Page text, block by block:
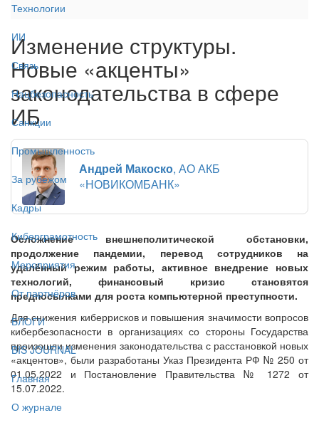
Технологии
ИИ
Связь
Нацбезопасность
Санкции
Промышленность
За рубежом
Кадры
Киберграмотность
Мероприятия
От партнёров
БЛОГИ
BIS JOURNAL
Главная
О журнале
Изменение структуры.
Новые «акценты»
законодательства в сфере
ИБ
Андрей Макоско, АО АКБ
«НОВИКОМБАНК»
Осложнение внешнеполитической обстановки,
продолжение пандемии, перевод сотрудников на
удалённый режим работы, активное внедрение новых
технологий, финансовый кризис становятся
предпосылками для роста компьютерной преступности.
Для снижения киберрисков и повышения значимости вопросов
кибербезопасности в организациях со стороны Государства
произошли изменения законодательства с расстановкой новых
«акцентов», были разработаны Указ Президента РФ № 250 от
01.05.2022 и Постановление Правительства № 1272 от
15.07.2022.